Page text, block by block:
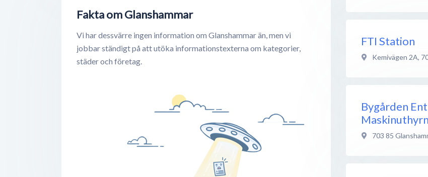
Fakta om Glanshammar
Vi har dessvärre ingen information om Glanshammar än, men vi
jobbar ständigt på att utöka informationstexterna om kategorier,
städer och företag.
FTI Station
Kemivägen 2A,
Bygården
703 85